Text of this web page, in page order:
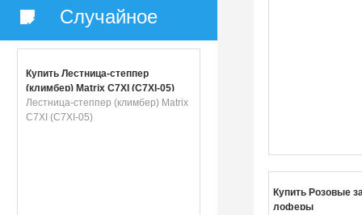
Случайное
Купить Лестница-степпер
(климбер) Matrix C7XI (C7XI-05)
Лестница-степпер (климбер) Matrix
C7XI (C7XI-05)
Купить Розовые
лоферы